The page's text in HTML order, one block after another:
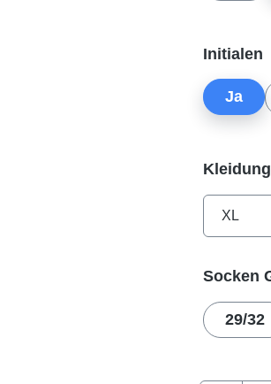
Initialen
Ja
Socken
29/32